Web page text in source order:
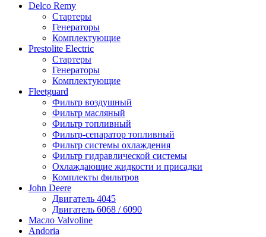
Delco Remy
Стартеры
Генераторы
Комплектующие
Prestolite Electric
Стартеры
Генераторы
Комплектующие
Fleetguard
Фильтр воздушный
Фильтр масляный
Фильтр топливный
Фильтр-сепаратор топливный
Фильтр системы охлаждения
Фильтр гидравлической системы
Охлаждающие жидкости и присадки
Комплекты фильтров
John Deere
Двигатель 4045
Двигатель 6068 / 6090
Масло Valvoline
Andoria